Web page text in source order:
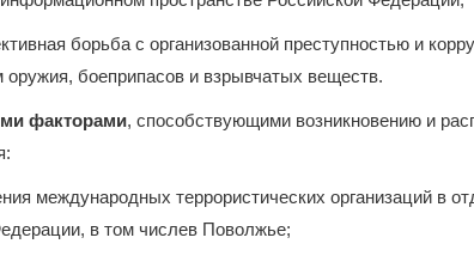
борьба с организованной преступностью и
оружия, боеприпасов и взрывчатых веществ.
факторами, способствующими возникновению и
международных террористических организаций в
в том числев Поволжье;